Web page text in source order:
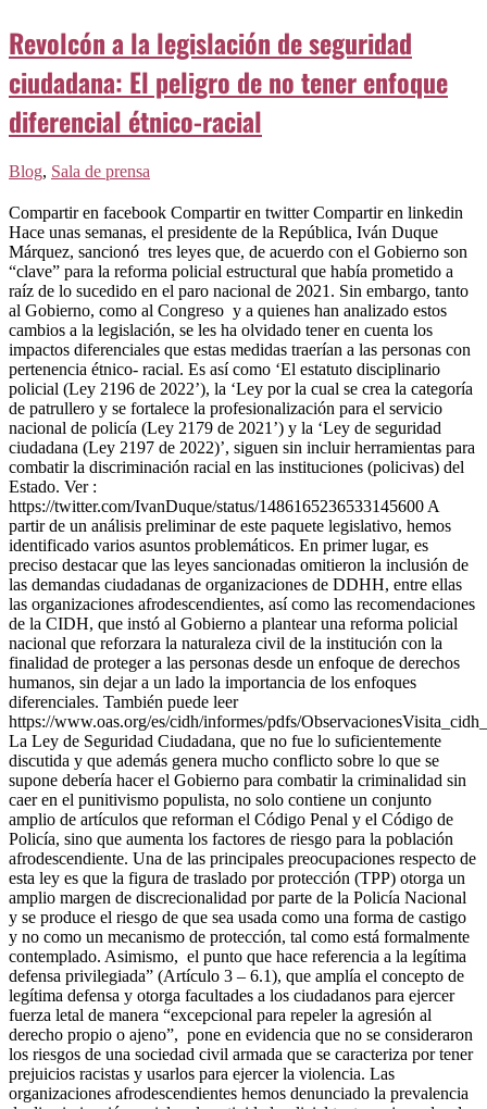
Revolcón a la legislación de seguridad
ciudadana: El peligro de no tener enfoque
diferencial étnico-racial
Blog, Sala de prensa
Compartir en facebook Compartir en twitter Compartir en linkedin
Hace unas semanas, el presidente de la República, Iván Duque
Márquez, sancionó tres leyes que, de acuerdo con el Gobierno son
“clave” para la reforma policial estructural que había prometido a
raíz de lo sucedido en el paro nacional de 2021. Sin embargo, tanto
al Gobierno, como al Congreso y a quienes han analizado estos
cambios a la legislación, se les ha olvidado tener en cuenta los
impactos diferenciales que estas medidas traerían a las personas con
pertenencia étnico- racial. Es así como ‘El estatuto disciplinario
policial (Ley 2196 de 2022’), la ‘Ley por la cual se crea la categoría
de patrullero y se fortalece la profesionalización para el servicio
nacional de policía (Ley 2179 de 2021’) y la ‘Ley de seguridad
ciudadana (Ley 2197 de 2022)’, siguen sin incluir herramientas para
combatir la discriminación racial en las instituciones (policivas) del
Estado. Ver :
https://twitter.com/IvanDuque/status/1486165236533145600 A
partir de un análisis preliminar de este paquete legislativo, hemos
identificado varios asuntos problemáticos. En primer lugar, es
preciso destacar que las leyes sancionadas omitieron la inclusión de
las demandas ciudadanas de organizaciones de DDHH, entre ellas
las organizaciones afrodescendientes, así como las recomendaciones
de la CIDH, que instó al Gobierno a plantear una reforma policial
nacional que reforzara la naturaleza civil de la institución con la
finalidad de proteger a las personas desde un enfoque de derechos
humanos, sin dejar a un lado la importancia de los enfoques
diferenciales. También puede leer
https://www.oas.org/es/cidh/informes/pdfs/
La Ley de Seguridad Ciudadana, que no fue lo suficientemente
discutida y que además genera mucho conflicto sobre lo que se
supone debería hacer el Gobierno para combatir la criminalidad sin
caer en el punitivismo populista, no solo contiene un conjunto
amplio de artículos que reforman el Código Penal y el Código de
Policía, sino que aumenta los factores de riesgo para la población
afrodescendiente. Una de las principales preocupaciones respecto de
esta ley es que la figura de traslado por protección (TPP) otorga un
amplio margen de discrecionalidad por parte de la Policía Nacional
y se produce el riesgo de que sea usada como una forma de castigo
y no como un mecanismo de protección, tal como está formalmente
contemplado. Asimismo, el punto que hace referencia a la legítima
defensa privilegiada” (Artículo 3 – 6.1), que amplía el concepto de
legítima defensa y otorga facultades a los ciudadanos para ejercer
fuerza letal de manera “excepcional para repeler la agresión al
derecho propio o ajeno”, pone en evidencia que no se consideraron
los riesgos de una sociedad civil armada que se caracteriza por tener
prejuicios racistas y usarlos para ejercer la violencia. Las
organizaciones afrodescendientes hemos denunciado la prevalencia